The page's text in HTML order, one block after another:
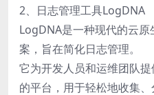
2、日志管理工具LogDNA
LogDNA是一种现代的云
案，旨在简化日志管理。
它为开发人员和运维团队
的平台，用于轻松地收集